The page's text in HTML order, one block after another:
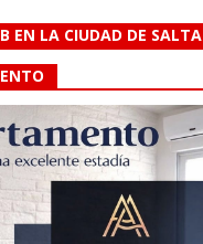
EN LA CIUDAD DE SALTA